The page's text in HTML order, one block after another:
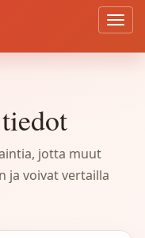
Avaa
jotta muut
ja voivat vertailla